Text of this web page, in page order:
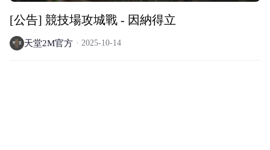
[公告] 競技場攻城戰 - 因納得立
天堂2M官方 2025-10-14